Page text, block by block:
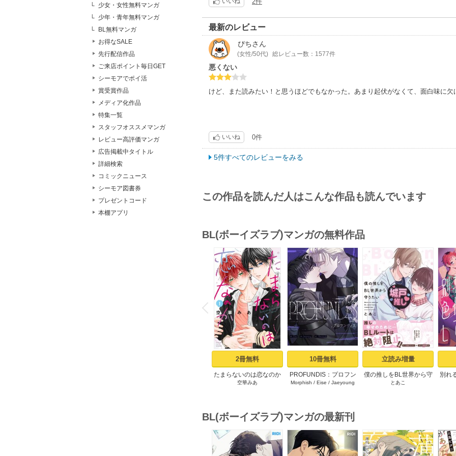
少女・女性無料マンガ
少年・青年無料マンガ
BL無料マンガ
お得なSALE
先行配信作品
ご来店ポイント毎日GET
シーモアでポイ活
賞受賞作品
メディア化作品
特集一覧
スタッフオススメマンガ
レビュー高評価マンガ
広告掲載中タイトル
詳細検索
コミックニュース
シーモア図書券
プレゼントコード
本棚アプリ
助けられなかった友人を重ね見る城戸。…と云う始まりは、先が読める展開ではあ
半額で買えたので良かったけど、定価だと…。
絵が綺麗なのでもったいないですね。後ひとつ、インパクトなり胸が詰まるような
しかしなんでこのタイトルなんだろう？できないって、なんかリアルな響き。作品
最新のレビュー
ぴちさん
(女性/50代) 総レビュー数：1577件
悪くない
けど、また読みたい！と思うほどでもなかった。あまり起伏がなくて、面白味に欠
いいね 0件
5件すべてのレビューをみる
この作品を読んだ人はこんな作品も読んでいます
BL(ボーイズラブ)マンガの無料作品
P
r
e
v
i
o
u
s
2冊無料
たまらないのは恋なのか
（１）【シーモア限定特
空華みあ
10冊無料
PROFUNDIS：プロフン
ディス【タテヨミ】1
Morphish / Eise / Jaeyoung
立読み増量
僕の推しをBL世界から守
りたい【シーモア限定特
とあこ
別れ
てみ
BL(ボーイズラブ)マンガの最新刊